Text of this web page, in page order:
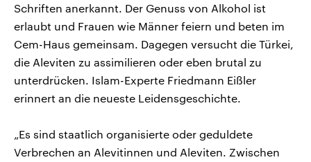
Schriften anerkannt. Der Genuss von Alkohol ist
erlaubt und Frauen wie Männer feiern und beten im
Cem-Haus gemeinsam. Dagegen versucht die Türkei,
die Aleviten zu assimilieren oder eben brutal zu
unterdrücken. Islam-Experte Friedmann Eißler
erinnert an die neueste Leidensgeschichte.
„Es sind staatlich organisierte oder geduldete
Verbrechen an Alevitinnen und Aleviten. Zwischen